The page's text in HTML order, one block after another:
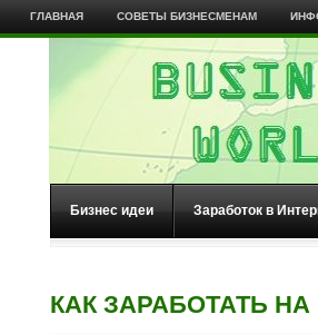
ГЛАВНАЯ СОВЕТЫ БИЗНЕСМЕНАМ
Бизнес идеи Заработок в
КАК ЗАРАБОТАТЬ